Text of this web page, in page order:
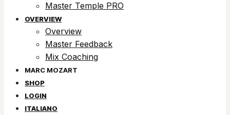
Master Temple PRO
OVERVIEW
Overview
Master Feedback
Mix Coaching
SHOP
LOGIN
ITALIANO